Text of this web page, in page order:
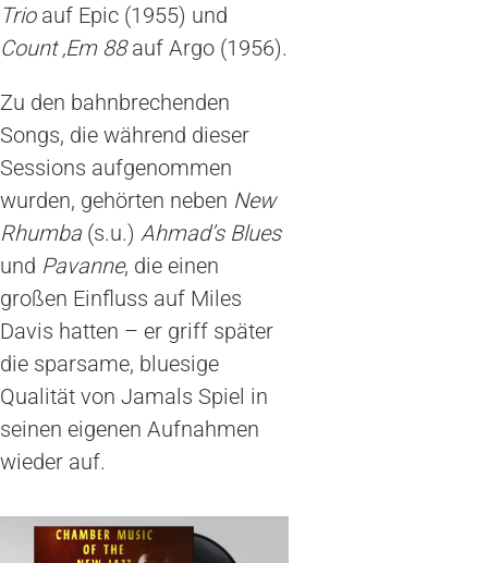
Trioauf Epic (1955) und
Count ‚Em 88auf Argo (1956).
Zu den bahnbrechenden
Songs, die während dieser
Sessions aufgenommen
wurden, gehörten neben New
Rhumba (s.u.) Ahmad’s Blues
und Pavanne, die einen
großen Einfluss auf Miles
Davis hatten – er griff später
die sparsame, bluesige
Qualität von Jamals Spiel in
seinen eigenen Aufnahmen
wieder auf.